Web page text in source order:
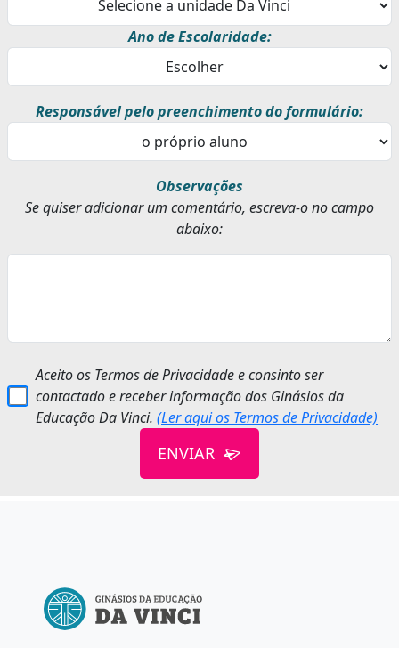
Ano de Escolaridade:
Responsável pelo preenchimento do formulário:
Observações
Se quiser adicionar um comentário, escreva-o no campo
abaixo:
Aceito os Termos de Privacidade e consinto ser
contactado e receber informação dos Ginásios da
Educação Da Vinci.(Ler aqui os Termos de Privacidade)
ENVIAR